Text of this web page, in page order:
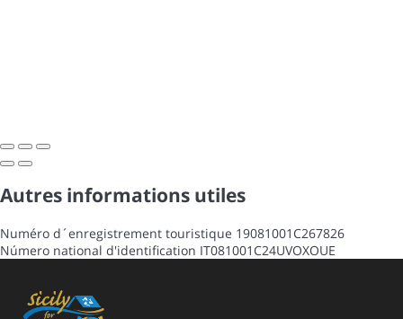
Autres informations utiles
Numéro d´enregistrement touristique 19081001C267826
Número national d'identification IT081001C24UVOXOUE